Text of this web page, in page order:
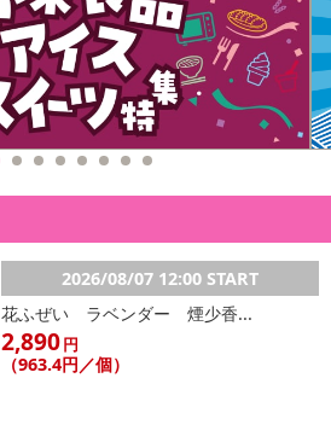
2026/08/07 12:00 START
花ふぜい ラベンダー 煙少香...
2,890円
（963.4円／個）